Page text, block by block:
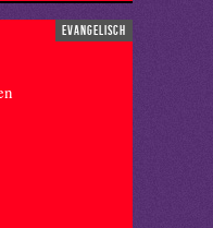
evangelisch